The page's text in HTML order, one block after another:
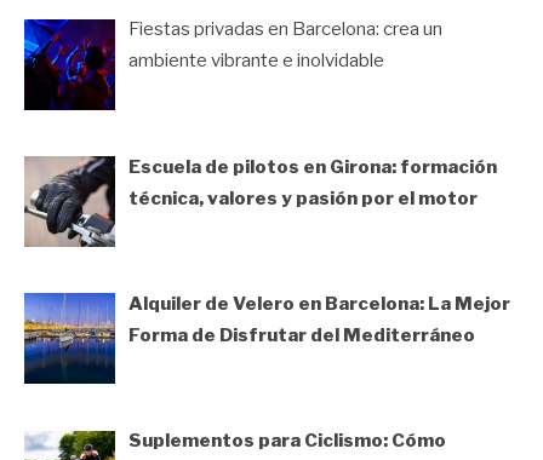
Fiestas privadas en Barcelona: crea un
ambiente vibrante e inolvidable
Escuela de pilotos en Girona: formación
técnica, valores y pasión por el motor
Alquiler de Velero en Barcelona: La Mejor
Forma de Disfrutar del Mediterráneo
Suplementos para Ciclismo: Cómo